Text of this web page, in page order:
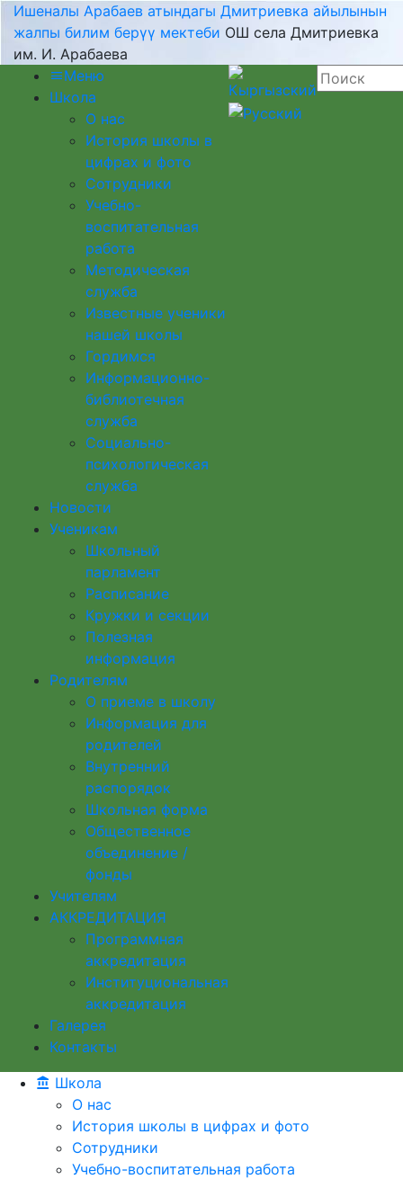
Ишеналы Арабаев атындагы Дмитриевка айылынын
жалпы билим берүү мектеби ОШ села Дмитриевка
им. И. Арабаева
Меню
Школа
О нас
История школы в
цифрах и фото
Сотрудники
Учебно-
воспитательная
работа
Методическая
служба
Известные ученики
нашей школы
Гордимся
Информационно-
библиотечная
служба
Социально-
психологическая
служба
Новости
Ученикам
Школьный
парламент
Расписание
Кружки и секции
Полезная
информация
Родителям
О приеме в школу
Информация для
родителей
Внутренний
распорядок
Школьная форма
Общественное
объединение /
фонды
Учителям
АККРЕДИТАЦИЯ
Программная
аккредитация
Институциональная
аккредитация
Галерея
Контакты
Школа
О нас
История школы в цифрах и фото
Сотрудники
Учебно-воспитательная работа